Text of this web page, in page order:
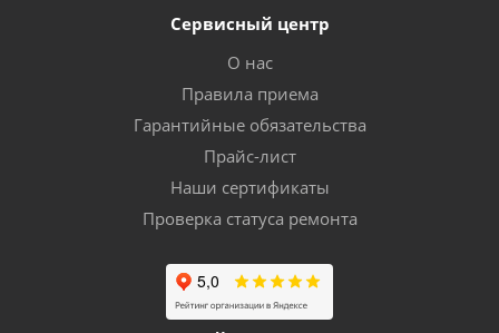
Сервисный центр
О нас
Правила приема
Гарантийные обязательства
Прайс-лист
Наши сертификаты
Проверка статуса ремонта